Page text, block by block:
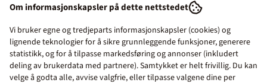
VARIG TYVERIMERKING:Dette er navnelapper for firmaer
Om informasjonskapsler på dette nettstedet
Vi bruker egne og tredjeparts informasjonskapsler (cookies) og
lignende teknologier for å sikre grunnleggende funksjoner, generere
statistikk, og for å tilpasse markedsføring og annonser (inkludert
deling av brukerdata med partnere). Samtykket er helt frivillig. Du kan
velge å godta alle, avvise valgfrie, eller tilpasse valgene dine per